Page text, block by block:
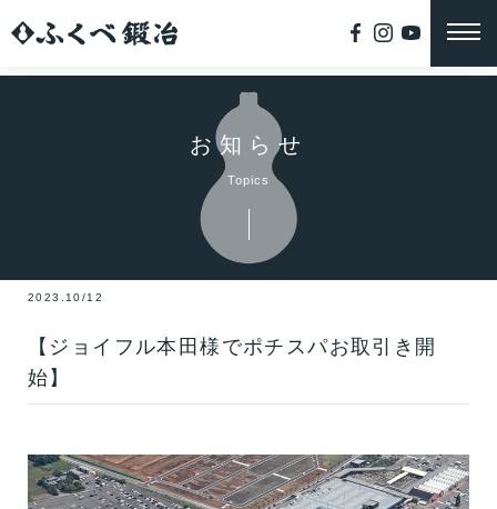
お知らせ
Topics
2023.10/12
【ジョイフル本田様でポチスパお取引き開
始】